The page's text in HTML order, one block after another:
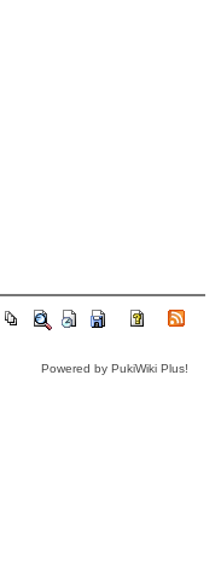
Powered by PukiWiki Plus!